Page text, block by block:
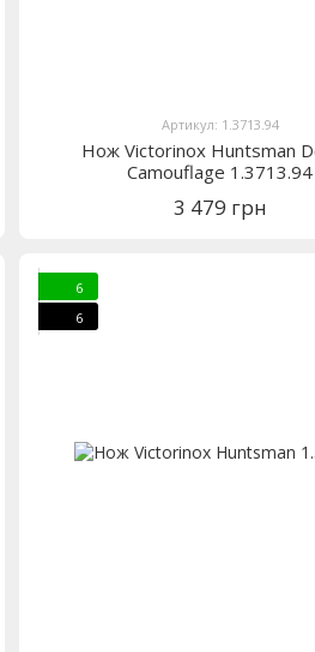
Артикул: 1.3713.94
Нож Victorinox Huntsman
Camouflage 1.3713.94
3 479 грн
6
6